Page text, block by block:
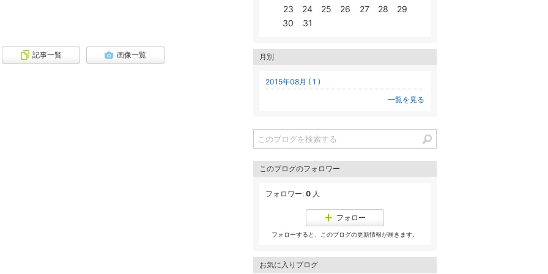
記事一覧 画像一覧
23
24 25 26 27 28
29
30
31
月別
2015年08月 ( 1 )
一覧を見る
このブログのフォロワー
フォロワー: 0 人
フォロー
フォローすると、このブログの更新情報が届きます。
お気に入りブログ